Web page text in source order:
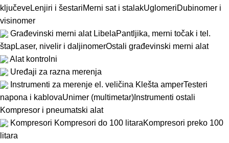
ključeveLenjiri i šestariMerni sat i stalakUglomeriDubinomer i
visinomer
Građevinski merni alat LibelaPantljika, merni točak i tel.
štapLaser, nivelir i daljinomerOstali građevinski merni alat
Alat kontrolni
Uređaji za razna merenja
Instrumenti za merenje el. veličina Klešta amperTesteri
napona i kablovaUnimer (multimetar) Instrumenti ostali
Kompresor i pneumatski alat
Kompresori Kompresori do 100 litaraKompresori preko 100
litara